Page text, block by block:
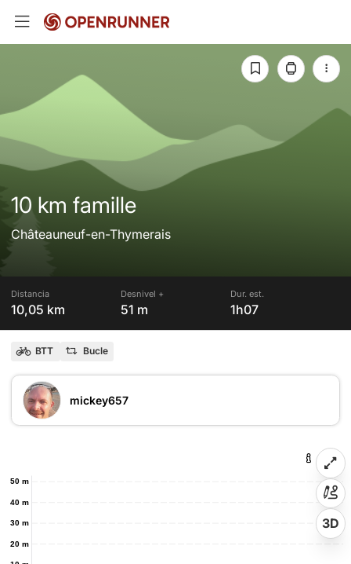
10 km famille
Châteauneuf-en-Thymerais
Distancia
10,05 km
Desnivel +
51 m
Dur. est.
1h07
BTT Bucle
mickey657
20 m
30 m
40 m
50 m
3D